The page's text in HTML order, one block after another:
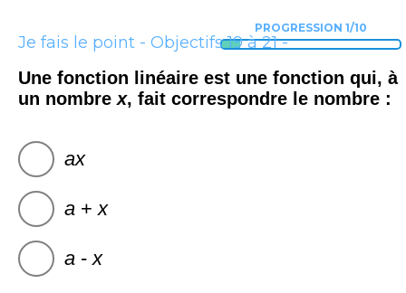
PROGRESSION 1/10
Je fais le point - Objectifs 19 à 21 -
Une fonction linéaire est une fonction qui, à
un nombre x, fait correspondre le nombre :
ax
a +x
a -x